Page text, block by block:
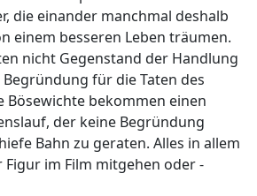
die einander manchmal deshalb
einem besseren Leben träumen.
nicht Gegenstand der Handlung
für die Taten des
Bösewichte bekommen einen
der keine Begründung
Bahn zu geraten. Alles in allem
im Film mitgehen oder -